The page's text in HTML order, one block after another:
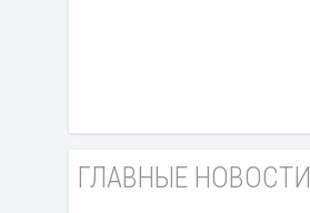
ГЛАВНЫЕ НОВОСТИ